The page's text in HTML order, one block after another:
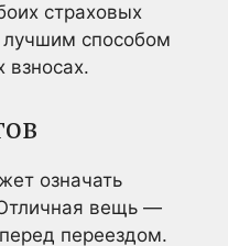
страховых
лучшим способом
взносах.
означать
вещь —
переездом.